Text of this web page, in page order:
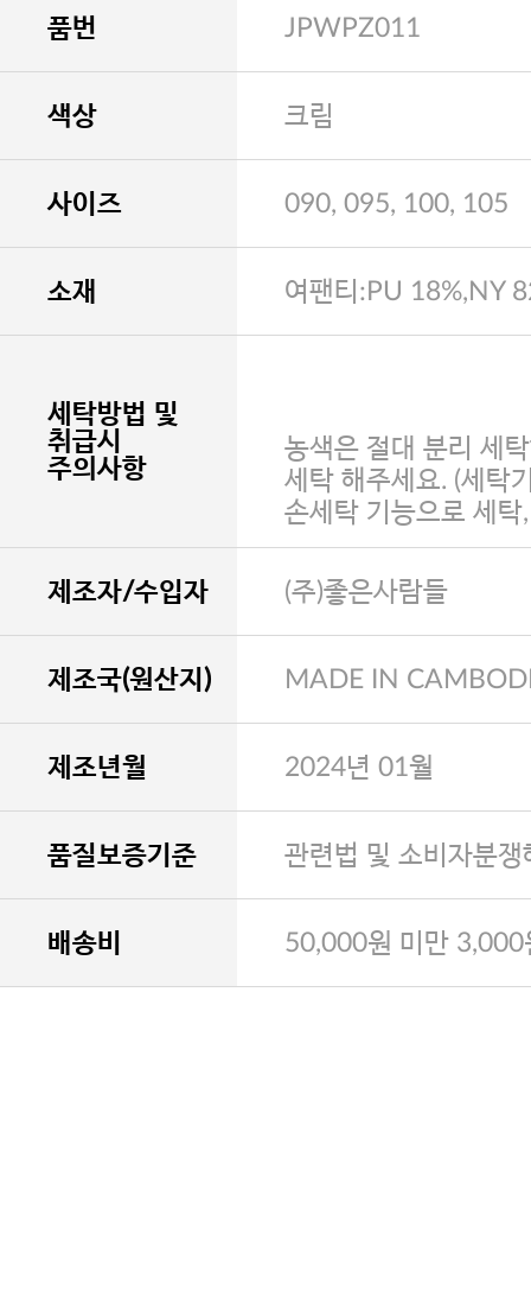
품번 JPWPZ011
색상 크림
사이즈 090, 095, 100, 105
소재 여팬티:PU 18%,NY
세탁방법 및
취급시
주의사항
농색은 절대 분리 세
세탁 해주세요. (세탁
손세탁 기능으로 세탁
제조자/수입자 (주)좋은사람들
제조국(원산지) MADE IN
제조년월 2024년 01월
품질보증기준 관련법 및 소비자분
배송비 50,000원 미만 3,000